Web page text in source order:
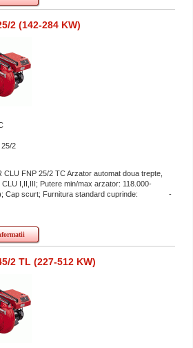
2 (142-284 KW)
2
CLU FNP 25/2 TC Arzator automat doua trepte,
I,II,III; Putere min/max arzator: 118.000-
); Cap scurt; Furnitura standard cuprinde: -
2 TL (227-512 KW)